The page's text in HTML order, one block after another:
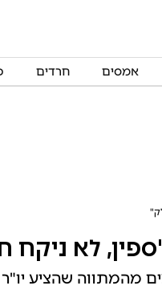
אמסים חרדים
לא ניקח
מהמתווה שהציע